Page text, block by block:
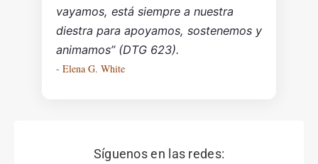
vayamos, está siempre a nuestra
diestra para apoyamos, sostenemos y
animamos” (DTG 623).
- Elena G. White
Síguenos en las redes: